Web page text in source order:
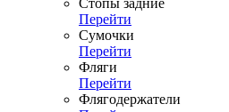
Стопы задние
Перейти
Сумочки
Перейти
Фляги
Перейти
Флягодержатели